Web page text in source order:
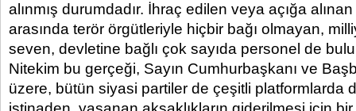
alınmış durumdadır. İhraç edilen veya açığa
arasında terör örgütleriyle hiçbir bağı olmayan,
seven, devletine bağlı çok sayıda personel de
Nitekim bu gerçeği, Sayın Cumhurbaşkanı ve
üzere, bütün siyasi partiler de çeşitli platformlarda